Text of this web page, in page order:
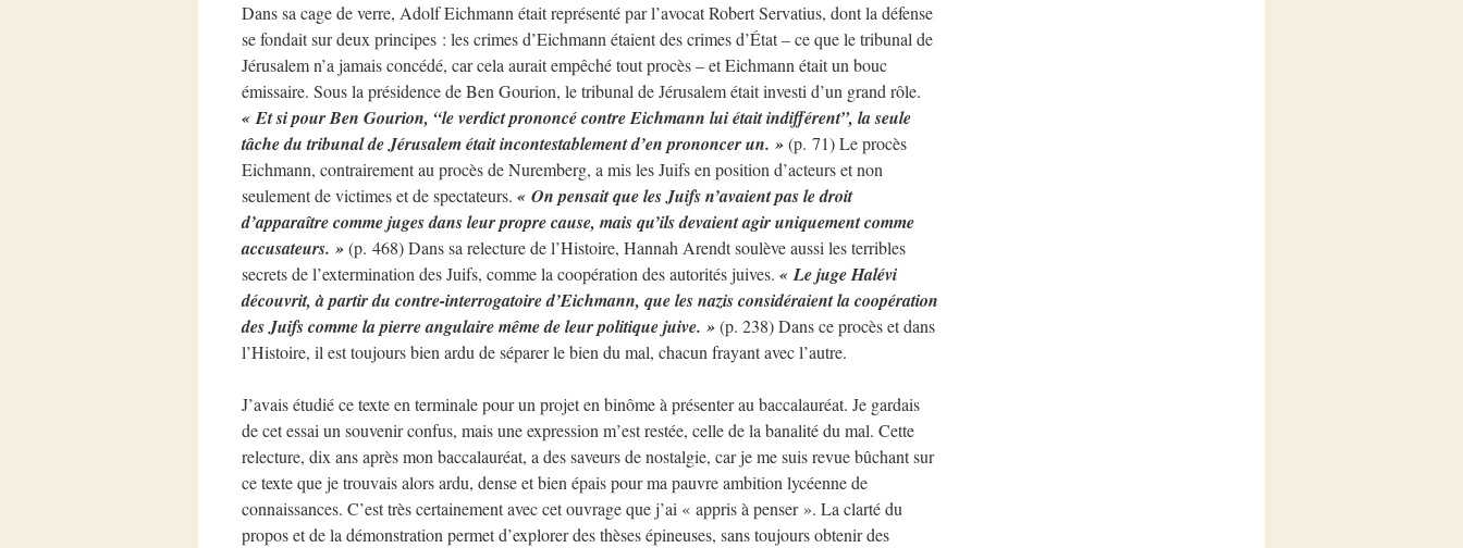
Dans sa cage de verre, Adolf Eichmann était représenté par l’avocat Robert Servatius, dont la défense
se fondait sur deux principes : les crimes d’Eichmann étaient des crimes d’État – ce que le tribunal de
Jérusalem n’a jamais concédé, car cela aurait empêché tout procès – et Eichmann était un bouc
émissaire. Sous la présidence de Ben Gourion, le tribunal de Jérusalem était investi d’un grand rôle.
« Et si pour Ben Gourion, “le verdict prononcé contre Eichmann lui était indifférent”, la seule
tâche du tribunal de Jérusalem était incontestablement d’en prononcer un. »(p. 71) Le procès
Eichmann, contrairement au procès de Nuremberg, a mis les Juifs en position d’acteurs et non
seulement de victimes et de spectateurs. « On pensait que les Juifs n’avaient pas le droit
d’apparaître comme juges dans leur propre cause, mais qu’ils devaient agir uniquement comme
accusateurs. »(p. 468) Dans sa relecture de l’Histoire, Hannah Arendt soulève aussi les terribles
secrets de l’extermination des Juifs, comme la coopération des autorités juives. « Le juge Halévi
découvrit, à partir du contre-interrogatoire d’Eichmann, que les nazis considéraient la coopération
des Juifs comme la pierre angulaire même de leur politique juive. »(p. 238) Dans ce procès et dans
l’Histoire, il est toujours bien ardu de séparer le bien du mal, chacun frayant avec l’autre.
J’avais étudié ce texte en terminale pour un projet en binôme à présenter au baccalauréat. Je gardais
de cet essai un souvenir confus, mais une expression m’est restée, celle de la banalité du mal. Cette
relecture, dix ans après mon baccalauréat, a des saveurs de nostalgie, car je me suis revue bûchant sur
ce texte que je trouvais alors ardu, dense et bien épais pour ma pauvre ambition lycéenne de
connaissances. C’est très certainement avec cet ouvrage que j’ai « appris à penser ». La clarté du
propos et de la démonstration permet d’explorer des thèses épineuses, sans toujours obtenir des